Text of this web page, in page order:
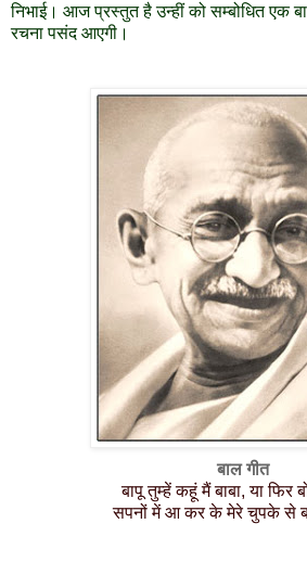
निभाई। आज प्रस्तुत है उन्हीं को सम्बोधित एक
रचना पसंद आएगी।
बाल गीत
बापू तुम्हें कहूं मैं बाबा, या फिर
सपनों में आ कर के मेरे चुपके से